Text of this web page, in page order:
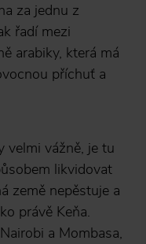
za jednu z
řadí mezi
arabiky, která má
příchuť a
velmi vážně, je tu
likvidovat
země nepěstuje a
právě Keňa.
a Mombasa,